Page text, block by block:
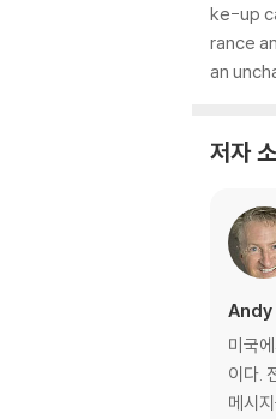
ke-up
rance
an
저자
미국
이다.
메시지를 공유하고 있다. 4명의 역대 미국